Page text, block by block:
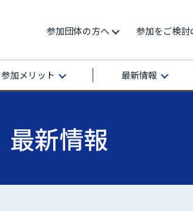
参加メリット 最新情報
参加団体の方へ 参加をご検討
最新情報